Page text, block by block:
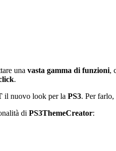
una vasta gamma di funzioni,
.
il nuovo look per la PS3. Per farlo,
di PS3ThemeCreator: